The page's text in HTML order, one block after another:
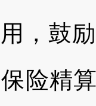
，鼓
险精